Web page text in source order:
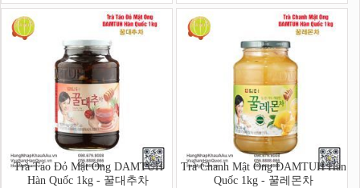
Trà Táo Đỏ Mật Ong DAMTUH
Hàn Quốc 1kg - 꿀대추차
Trà Chanh Mật Ong DAMTUH Hàn
Quốc 1kg - 꿀레몬차